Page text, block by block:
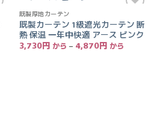
に入
りに
既製厚地カーテン
既製カーテン 1級遮光カーテン 断
熱 保温 一年中快適 アース ピンク
3,730円 – 4,870円 価